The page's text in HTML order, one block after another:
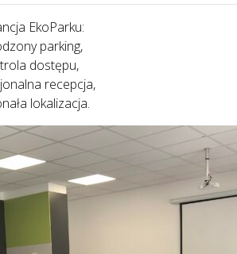
EkoParku:
parking,
dostępu,
recepcja,
lokalizacja.